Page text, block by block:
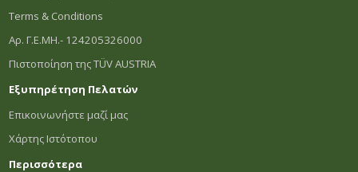
Terms & Conditions
Αρ. Γ.Ε.ΜΗ.- 124205326000
Πιστοποίηση της TÜV AUSTRIA
Εξυπηρέτηση Πελατών
Επικοινωνήστε μαζί μας
Χάρτης Ιστότοπου
Περισσότερα